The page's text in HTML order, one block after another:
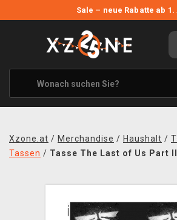
Sale – neue Rabatte ab 1.
ANGEBOTE
ALLE MARKEN
XZONE ORIGINALS
KLEIDUNG & ACCESSOIRES
BÜCHER & COMICS
Xzone.at / Merchandise / Haushalt /
Tassen / Tasse The Last of Us Part